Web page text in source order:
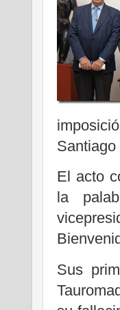
Santiago
El acto
la
Sus